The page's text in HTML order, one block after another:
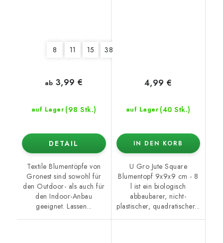
8 11 15 380
auf Lager (98 Stk.)
ab 3,99 €
DETAIL
Textile Blumentöpfe von
Gronest sind sowohl für
den Outdoor- als auch für
den Indoor-Anbau
geeignet. Lassen...
auf Lager (40 Stk.)
4,99 €
IN DEN KORB
U Gro Jute Square
Blumentopf 9x9x9 cm - 8
l ist ein biologisch
abbaubarer, nicht-
plastischer, quadratischer...